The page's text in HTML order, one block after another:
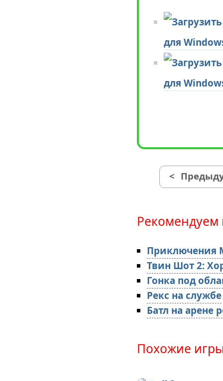
для
для
<
Рекомендуем
Приключения
Твин Шот 2:
Гонка под
Рекс на службе
Батл на арене
Похожие